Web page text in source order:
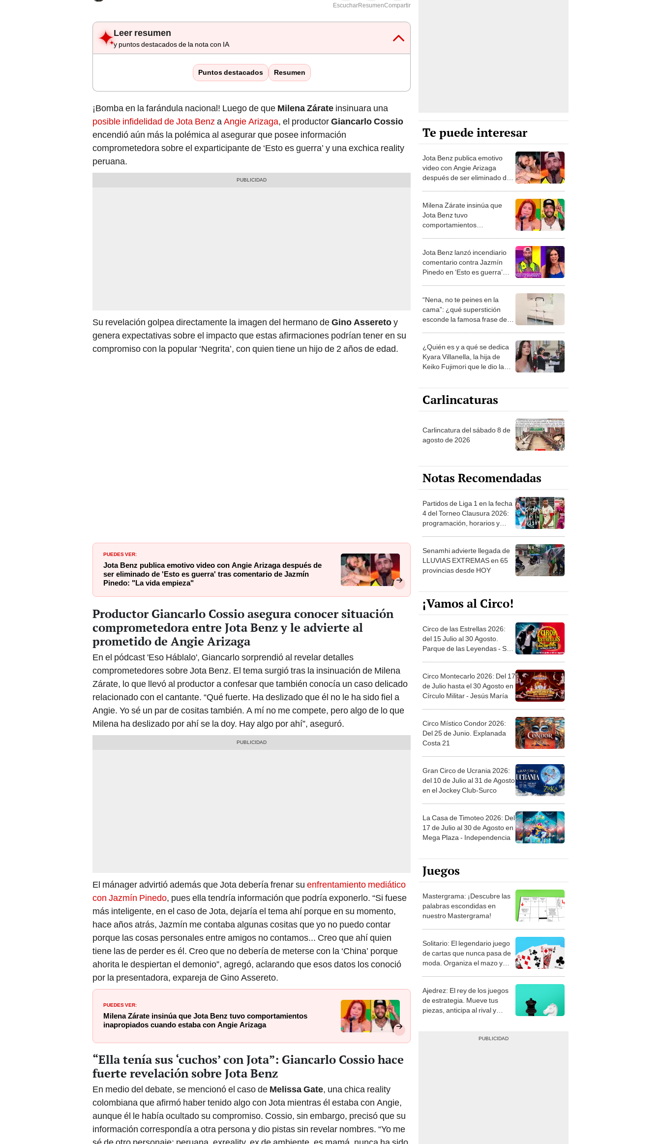
EscucharResumenCompartir
Leer resumen
y puntos destacados de la nota con IA
Puntos destacados Resumen
¡Bomba en la farándula nacional! Luego de que Milena Zárate insinuara una
posible infidelidad de Jota BenzaAngie Arizaga, el productorGiancarlo Cossio
encendió aún más la polémica al asegurar que posee información
comprometedora sobre el exparticipante de ‘Esto es guerra’ y una exchica reality
peruana.
Su revelación golpea directamente la imagen del hermano deGino Asseretoy
genera expectativas sobre el impacto que estas afirmaciones podrían tener en su
compromiso con la popular ‘Negrita’, con quien tiene un hijo de 2 años de edad.
PUEDES VER:
Jota Benz publica emotivo video con Angie Arizaga después de
ser eliminado de 'Esto es guerra' tras comentario de Jazmín
Pinedo: "La vida empieza"
Productor Giancarlo Cossio asegura conocer situación
comprometedora entre Jota Benz y le advierte al
prometido de Angie Arizaga
En el pódcast 'Eso Háblalo', Giancarlo sorprendió al revelar detalles
comprometedores sobre Jota Benz. El tema surgió tras la insinuación de Milena
Zárate, lo que llevó al productor a confesar que también conocía un caso delicado
relacionado con el cantante. “Qué fuerte. Ha deslizado que él no le ha sido fiel a
Angie. Yo sé un par de cositas también. A mí no me compete, pero algo de lo que
Milena ha deslizado por ahí se la doy. Hay algo por ahí”, aseguró.
El mánager advirtió además que Jota debería frenar su enfrentamiento mediático
con Jazmín Pinedo, pues ella tendría información que podría exponerlo. “Si fuese
más inteligente, en el caso de Jota, dejaría el tema ahí porque en su momento,
hace años atrás, Jazmín me contaba algunas cositas que yo no puedo contar
porque las cosas personales entre amigos no contamos... Creo que ahí quien
tiene las de perder es él. Creo que no debería de meterse con la ‘China’ porque
ahorita le despiertan el demonio”, agregó, aclarando que esos datos los conoció
por la presentadora, expareja de Gino Assereto.
PUEDES VER:
Milena Zárate insinúa que Jota Benz tuvo comportamientos
inapropiados cuando estaba con Angie Arizaga
“Ella tenía sus ‘cuchos’ con Jota”: Giancarlo Cossio hace
fuerte revelación sobre Jota Benz
En medio del debate, se mencionó el caso de Melissa Gate, una chica reality
colombiana que afirmó haber tenido algo con Jota mientras él estaba con Angie,
aunque él le había ocultado su compromiso. Cossio, sin embargo, precisó que su
información correspondía a otra persona y dio pistas sin revelar nombres. “Yo me
Te puede interesar
Jota Benz publica emotivo
video con Angie Arizaga
después de ser eliminado de
Pinedo: "La vida empieza"
Milena Zárate insinúa que
Jota Benz tuvo
comportamientos
Jota Benz lanzó incendiario
comentario contra Jazmín
Pinedo en ‘Esto es guerra’
hermano”
“Nena, no te peines en la
cama”: ¿qué superstición
esconde la famosa frase de
¿Quién es y a qué se dedica
Kyara Villanella, la hija de
Keiko Fujimori que le dio la
Carlincaturas
Carlincatura del sábado 8 de
agosto de 2026
Notas Recomendadas
Partidos de Liga 1 en la fecha
4 del Torneo Clausura 2026:
programación, horarios y
Senamhi advierte llegada de
LLUVIAS EXTREMAS en 65
provincias desde HOY
¡Vamos al Circo!
Circo de las Estrellas 2026:
del 15 Julio al 30 Agosto.
Parque de las Leyendas - San
Circo Montecarlo 2026: Del 17
de Julio hasta el 30 Agosto en
Círculo Militar - Jesús María
Circo Místico Condor 2026:
Del 25 de Junio. Explanada
Costa 21
Gran Circo de Ucrania 2026:
del 10 de Julio al 31 de Agosto
en el Jockey Club-Surco
La Casa de Timoteo 2026: Del
17 de Julio al 30 de Agosto en
Mega Plaza - Independencia
Juegos
Mastergrama: ¡Descubre las
palabras escondidas en
nuestro Mastergrama!
Solitario: El legendario juego
de cartas que nunca pasa de
moda. Organiza el mazo y
Ajedrez: El rey de los juegos
de estrategia. Mueve tus
piezas, anticipa al rival y